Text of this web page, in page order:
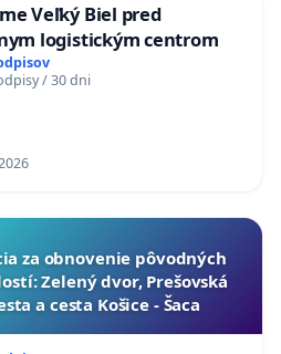
Veľký Biel pred
logistickým centrom
/ 30 dni
za obnovenie pôvodných
Zelený dvor, Prešovská
a cesta Košice - Šaca